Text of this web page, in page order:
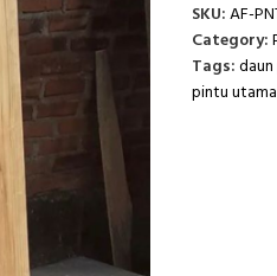
SKU:AF-
Category:
Tags:
pintu utama